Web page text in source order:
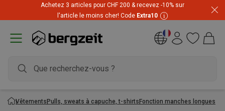
Achetez 3 articles pour CHF 200 & recevez -10% sur
l'article le moins cher! Code Extra10
VêtementsPulls, sweats à capuche, t-shirtsFonction manches longues